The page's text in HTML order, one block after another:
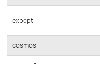
expopt
cosmos